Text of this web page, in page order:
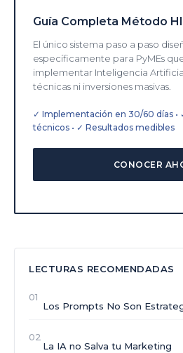
Guía Completa Método
El único sistema paso a paso
específicamente para PyMEs
implementar Inteligencia
técnicas ni inversiones masivas.
✓ Implementación en 30/60 días
técnicos • ✓ Resultados medibles
CONOCER
LECTURAS RECOMENDADAS
01
Los Prompts No Son
02
La IA no Salva tu Marketing